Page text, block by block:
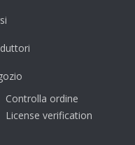
Controlla ordine
License verification